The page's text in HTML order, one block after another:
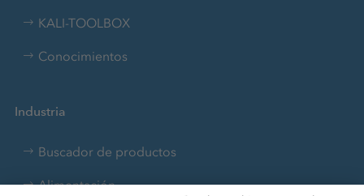
KALI-TOOLBOX
Conocimientos
Industria
Buscador de productos
Alimentación